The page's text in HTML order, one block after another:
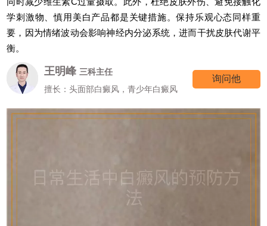
学刺激物、慎用美白产品都是关键措施。保持乐观心态同样重
要，因为情绪波动会影响神经内分泌系统，进而干扰皮肤代谢平
衡。
王明峰 三科主任
擅长：头面部白癜风，青少年白癜风
询问他